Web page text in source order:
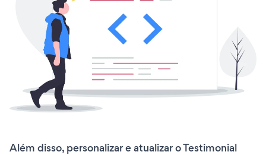
Além disso, personalizar e atualizar o Testimonial